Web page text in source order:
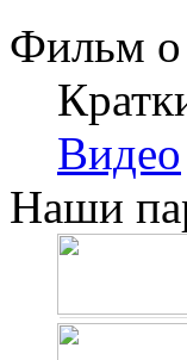
Фильм о
Видео
Наши